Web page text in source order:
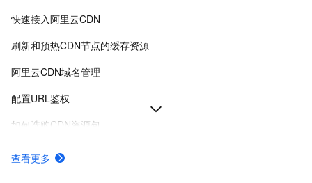
快速接入阿里云CDN
刷新和预热CDN节点的缓存资源
阿里云CDN域名管理
配置URL鉴权
如何选购CDN资源包
阿里云CDN使用流程概览
查看更多